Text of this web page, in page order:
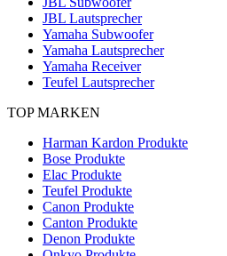
JBL Lautsprecher
Yamaha Subwoofer
Yamaha Lautsprecher
Yamaha Receiver
Teufel Lautsprecher
TOP MARKEN
Harman Kardon Produkte
Bose Produkte
Elac Produkte
Teufel Produkte
Canon Produkte
Canton Produkte
Denon Produkte